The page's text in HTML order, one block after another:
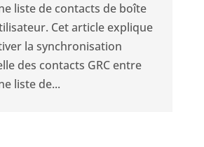
liste de contacts de boîte
Cet article explique
la synchronisation
des contacts GRC entre
liste de...